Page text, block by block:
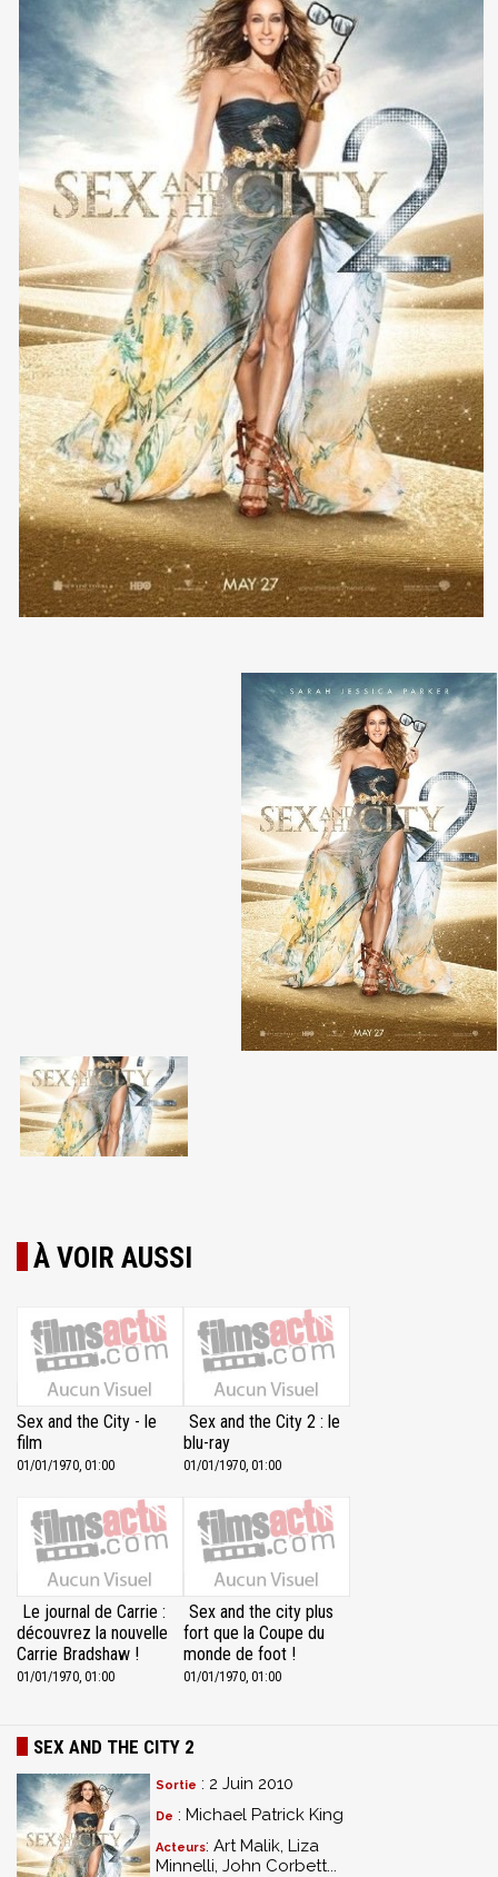
À VOIR AUSSI
Sex and the City - le
film
01/01/1970, 01:00
Sex and the City 2 : le
blu-ray
01/01/1970, 01:00
Le journal de Carrie :
découvrez la nouvelle
Carrie Bradshaw !
01/01/1970, 01:00
Sex and the city plus
fort que la Coupe du
monde de foot !
01/01/1970, 01:00
SEX AND THE CITY 2
Sortie : 2 Juin 2010
De : Michael Patrick King
Acteurs: Art Malik, Liza
Minnelli, John Corbett...